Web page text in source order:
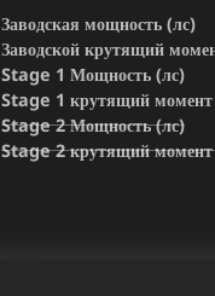
Заводская мощность (лс)
Заводской крутящий
Stage 1 Мощность (лс)
Stage 1 крутящий
Stage 2 Мощность (лс)
Stage 2 крутящий